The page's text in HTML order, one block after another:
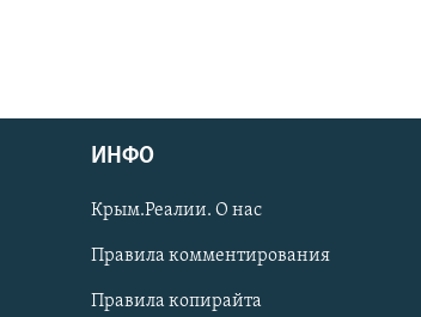
ИНФО
Крым.Реалии. О нас
Правила комментирования
Правила копирайта